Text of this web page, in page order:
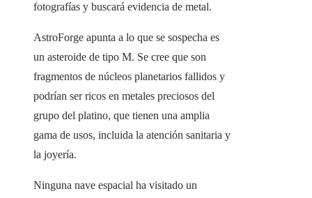
fotografías y buscará evidencia de metal.
AstroForge apunta a lo que se sospecha es
un asteroide de tipo M. Se cree que son
fragmentos de núcleos planetarios fallidos y
podrían ser ricos en metales preciosos del
grupo del platino, que tienen una amplia
gama de usos, incluida la atención sanitaria y
la joyería.
Ninguna nave espacial ha visitado un